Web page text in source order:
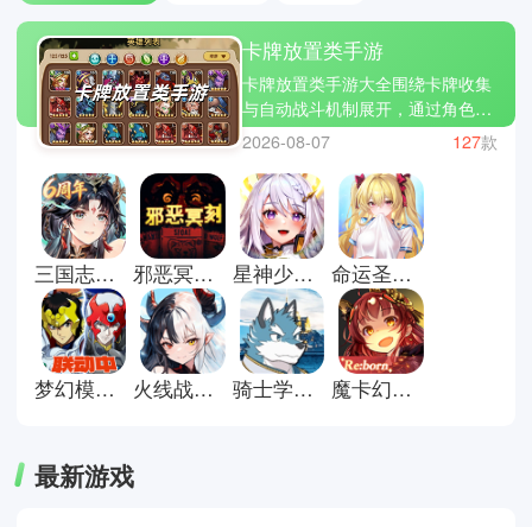
卡牌放置类手游
卡牌放置类手游大全围绕卡牌收集
与自动战斗机制展开，通过角色养
成与数值成长构建持续推进的游戏
框架，整体强调轻操作与长期积累
之间的平衡关系。玩家通常依托阵
容配置、技能衔接与资源分配完成
关卡推进，在碎片时间中进行日常
养成与阶段调整，同时借助离线收
益保持进度稳定延续，如放置奇
兵、剑与远征、闪烁之光等作品。
专题内容将整合常见的卡牌放置类
手游下载资源并保持持续更新，逐
步补充更多同类产品，方便用户集
中了解该类型的发展路径与玩法差
2026-08-07 127款
三国志幻想大陆官方正版 邪恶冥刻手机版 星神少女官方版 命运圣契官方版
梦幻模拟战官方版 火线战姬手游 骑士学院中文版 魔卡幻想官方版
最新游戏